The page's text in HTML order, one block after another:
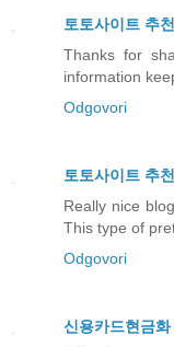
토토사이트 추천
Thanks for
information
Odgovori
토토사이트 추천
Really nice
This type of
Odgovori
신용카드현금화